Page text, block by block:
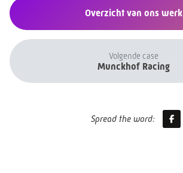
Overzicht van ons werk
Volgende case
Munckhof Racing
Spread the word: